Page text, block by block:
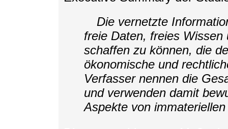
Die vernetzte
freie Daten, freies
schaffen zu können, die
ökonomische und
Verfasser nennen die
und verwenden damit
Aspekte von